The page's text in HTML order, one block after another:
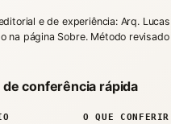
e de experiência: Arq. Lucas
na página Sobre. Método
de conferência rápida
O QUE CONFERIR